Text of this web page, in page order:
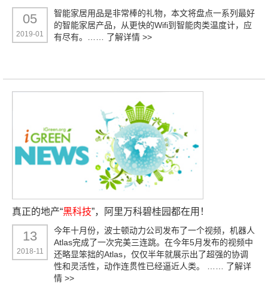
05
2019-01
智能家居用品是非常棒的礼物，本文将盘点一系列最好
的智能家居产品，从更快的Wifi到智能肉类温度计，应
有尽有。…… 了解详情 >>
真正的地产“黑科技”，阿里万科碧桂园都在用！
13
2018-11
今年十月份，波士顿动力公司发布了一个视频，机器人
Atlas完成了一次完美三连跳。在今年5月发布的视频中
还略显笨拙的Atlas，仅仅半年就展示出了超强的协调
性和灵活性，动作连贯性已经逼近人类。 …… 了解详
情 >>